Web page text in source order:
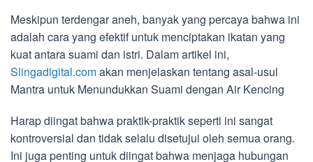
Meskipun terdengar aneh, banyak yang percaya bahwa ini
adalah cara yang efektif untuk menciptakan ikatan yang
kuat antara suami dan istri. Dalam artikel ini,
Slingadigital.comakan menjelaskan tentang asal-usul
Mantra untuk Menundukkan Suami dengan Air Kencing
Harap diingat bahwa praktik-praktik seperti ini sangat
kontroversial dan tidak selalu disetujui oleh semua orang.
Ini juga penting untuk diingat bahwa menjaga hubungan